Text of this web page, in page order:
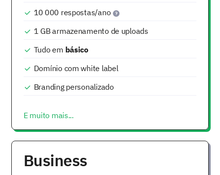
10 000 respostas/ano
1 GBarmazenamento de uploads
Tudo em básico
Domínio com white label
Branding personalizado
E muito mais...
Business